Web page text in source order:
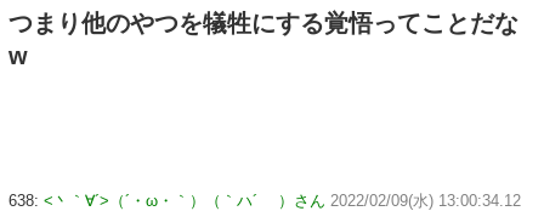
つまり他のやつを犠牲にする覚悟ってことだな
w
638: <丶｀∀´>（´・ω・｀）（｀ハ´ ）さん 2022/02/09(水) 13:00:34.12